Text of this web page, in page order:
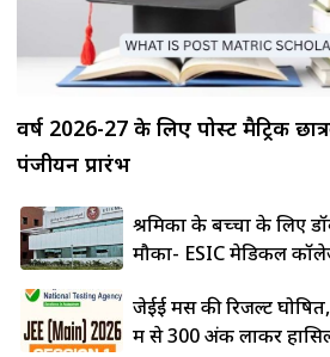
वर्ष 2026-27 के लिए पोस्ट मैट्रिक
पंजीयन प्रारंभ
श्रमिकों के बच्चों के लिए
मौका- ESIC मेडिकल
जेईई मेंस की रिजल्ट
में से 300 अंक लाकर